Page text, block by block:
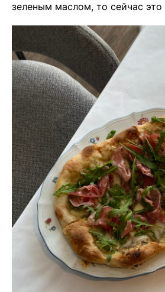
зеленым маслом, то сейчас это